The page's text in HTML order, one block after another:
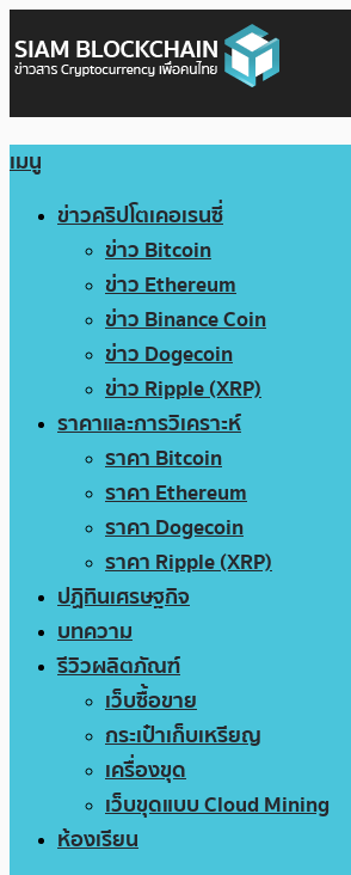
เมนู
ข่าวคริปโตเคอเรนซี่
ข่าว Bitcoin
ข่าว Ethereum
ข่าว Binance Coin
ข่าว Dogecoin
ข่าว Ripple (XRP)
ราคาและการวิเคราะห์
ราคา Bitcoin
ราคา Ethereum
ราคา Dogecoin
ราคา Ripple (XRP)
ปฏิทินเศรษฐกิจ
บทความ
รีวิวผลิตภัณฑ์
เว็บซื้อขาย
กระเป๋าเก็บเหรียญ
เครื่องขุด
เว็บขุดแบบ Cloud Mining
ห้องเรียน